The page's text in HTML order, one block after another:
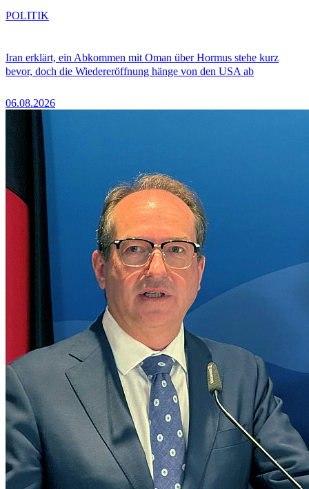
Iran erklärt, ein Abkommen mit Oman über Hormus stehe kurz
bevor, doch die Wiedereröffnung hänge von den USA ab
06.08.2026
POLITIK